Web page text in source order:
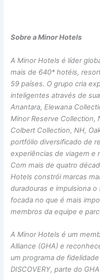
Sobre a Minor Hotels
A Minor Hotels é líder
mais de 640* hotéis,
59 países. O grupo cria
inteligentes através de
Anantara, Elewana
Minor Reserve Collection,
Colbert Collection, NH,
portfólio diversificado de
experiências de viagem e
Com mais de quatro
Hotels constrói marcas
duradouras e impulsiona
focada no que é mais
membros da equipe e
A Minor Hotels é um
Alliance (GHA) e
um programa de
DISCOVERY, parte do